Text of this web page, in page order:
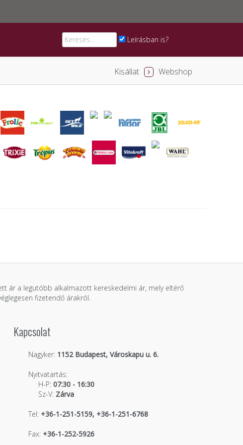
Leírásban is?
Webshop
Kisállat
ár a legutóbb alkalmazott kereskedelmi ár, mely eltérő
fizetendő árakról.
Kapcsolat
Nagyker: 1152 Budapest, Városkapu u. 6.
Nyitvatartás:
H-P: 07:30 - 16:30
Sz-V: Zárva
Tel: +36-1-251-5159, +36-1-251-6768
Fax: +36-1-252-5926